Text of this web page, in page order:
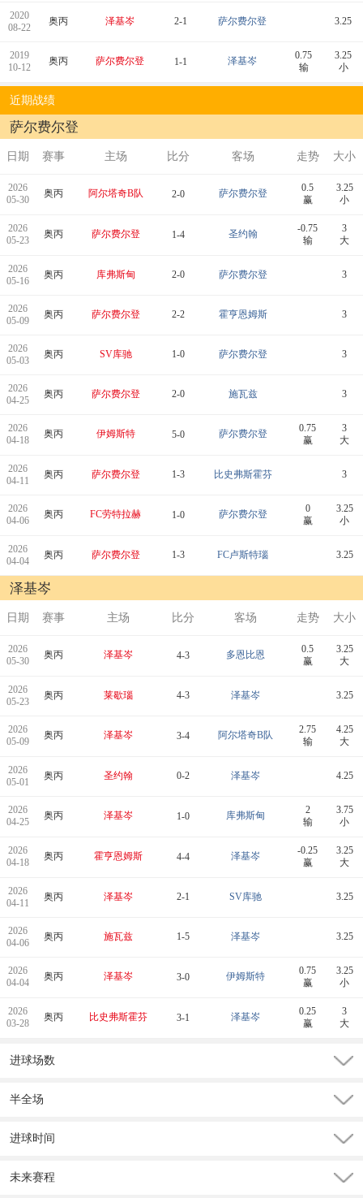
2020
08-22
奥丙 泽基岑 2-1 萨尔费尔登 3.25
2019
10-12
奥丙 萨尔费尔登 1-1 泽基岑
0.75
输
3.25
小
近期战绩
萨尔费尔登
日期 赛事 主场 比分 客场 走势 大小
2026
05-30
奥丙 阿尔塔奇B队 2-0 萨尔费尔登
0.5
赢
3.25
小
2026
05-23
奥丙 萨尔费尔登 1-4 圣约翰
-0.75
输
3
大
2026
05-16
奥丙 库弗斯甸 2-0 萨尔费尔登 3
2026
05-09
奥丙 萨尔费尔登 2-2 霍亨恩姆斯 3
2026
05-03
奥丙 SV库驰 1-0 萨尔费尔登 3
2026
04-25
奥丙 萨尔费尔登 2-0 施瓦兹 3
2026
04-18
奥丙 伊姆斯特 5-0 萨尔费尔登
0.75
赢
3
大
2026
04-11
奥丙 萨尔费尔登 1-3 比史弗斯霍芬 3
2026
04-06
奥丙 FC劳特拉赫 1-0 萨尔费尔登
0
赢
3.25
小
2026
04-04
奥丙 萨尔费尔登 1-3 FC卢斯特瑙 3.25
泽基岑
日期 赛事 主场 比分 客场 走势 大小
2026
05-30
奥丙 泽基岑 4-3 多恩比恩
0.5
赢
3.25
大
2026
05-23
奥丙 莱歇瑙 4-3 泽基岑 3.25
2026
05-09
奥丙 泽基岑 3-4 阿尔塔奇B队
2.75
输
4.25
大
2026
05-01
奥丙 圣约翰 0-2 泽基岑 4.25
2026
04-25
奥丙 泽基岑 1-0 库弗斯甸
2
输
3.75
小
2026
04-18
奥丙 霍亨恩姆斯 4-4 泽基岑
-0.25
赢
3.25
大
2026
04-11
奥丙 泽基岑 2-1 SV库驰 3.25
2026
04-06
奥丙 施瓦兹 1-5 泽基岑 3.25
2026
04-04
奥丙 泽基岑 3-0 伊姆斯特
0.75
赢
3.25
小
2026
03-28
奥丙 比史弗斯霍芬 3-1 泽基岑
0.25
赢
3
大
进球场数
半全场
进球时间
未来赛程